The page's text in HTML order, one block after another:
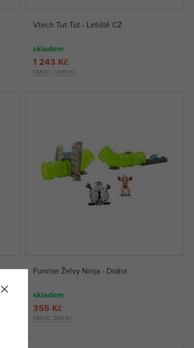
Vtech Tut Tut - Letiště CZ
skladem
DMOC: 1 699 Kč
1 243 Kč
Funrise Želvy Ninja - Dráha
skladem
DMOC: 599 Kč
355 Kč